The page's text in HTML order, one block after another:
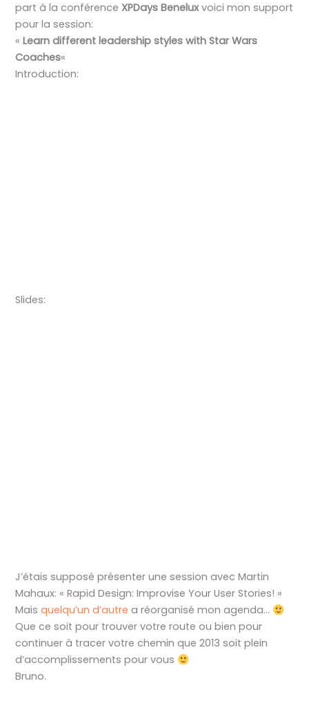
part à la conférenceXPDays Beneluxvoici mon support
pour la session:
«Learn different leadership styles with Star Wars
Coaches«
Introduction:
Slides:
J’étais supposé présenter une session avec Martin
Mahaux: « Rapid Design: Improvise Your User Stories! »
Maisquelqu’un d’autre a réorganisé mon agenda…
Que ce soit pour trouver votre route ou bien pour
continuer à tracer votre chemin que 2013 soit plein
d’accomplissements pour vous
Bruno.